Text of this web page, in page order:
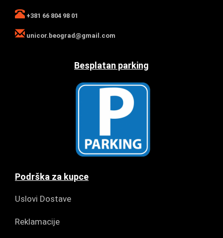
+381 66 804 98 01
unicor.beograd@gmail.com
Besplatan parking
Podrška za kupce
Uslovi Dostave
Reklamacije